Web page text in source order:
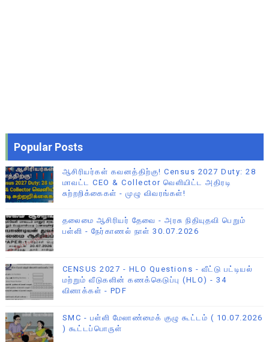
Popular Posts
ஆசிரியர்கள் கவனத்திற்கு! Census 2027 Duty: 28
மாவட்ட CEO & Collector வெளியிட்ட அதிரடி
சுற்றறிக்கைகள் - முழு விவரங்கள்!
தலைமை ஆசிரியர் தேவை - அரசு நிதியுதவி பெறும்
பள்ளி - நேர்காணல் நாள் 30.07.2026
CENSUS 2027 - HLO Questions - வீட்டு பட்டியல்
மற்றும் வீடுகளின் கணக்கெடுப்பு (HLO) - 34
வினாக்கள் - PDF
SMC - பள்ளி மேலாண்மைக் குழு கூட்டம் ( 10.07.2026
) கூட்டப்பொருள்